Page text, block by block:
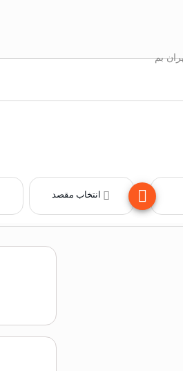
بم
انتخاب مقصد